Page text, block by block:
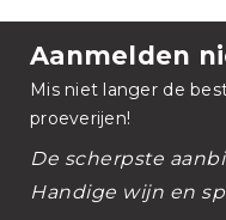
Aanmelden
Mis niet langer de
proeverijen!
De scherpste
Handige wijn en